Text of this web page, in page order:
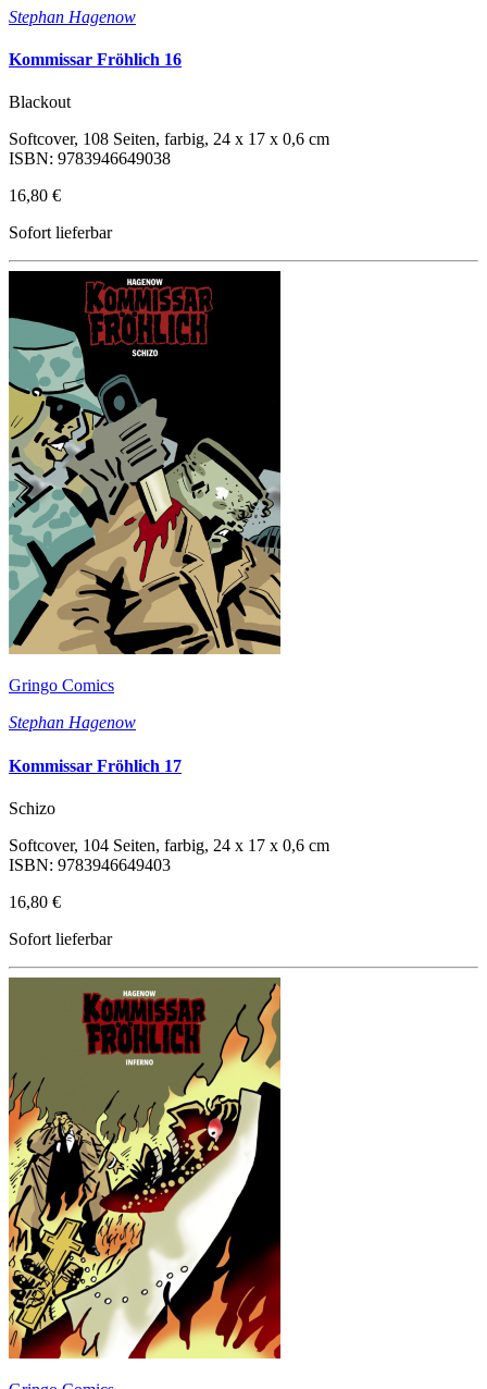
Stephan Hagenow
Kommissar Fröhlich 16
Blackout
Softcover, 108 Seiten, farbig, 24 x 17 x 0,6 cm
ISBN: 9783946649038
16,80 €
Sofort lieferbar
Gringo Comics
Stephan Hagenow
Kommissar Fröhlich 17
Schizo
Softcover, 104 Seiten, farbig, 24 x 17 x 0,6 cm
ISBN: 9783946649403
16,80 €
Sofort lieferbar